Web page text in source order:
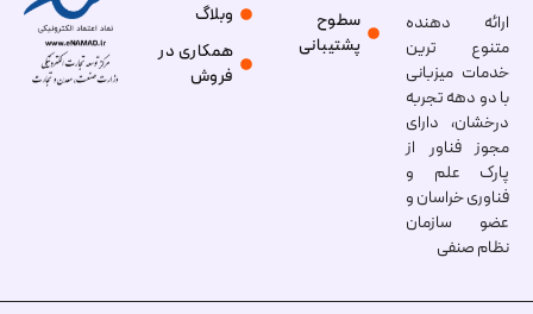
ارائه دهنده
متنوع ترین
خدمات میزبانی
با دو دهه تجربه
درخشان، دارای
مجوز فناور از
پارک علم و
فناوری خراسان و
عضو سازمان
نظام صنفی
سطوح
پشتیبانی
وبلاگ
همکاری در
فروش